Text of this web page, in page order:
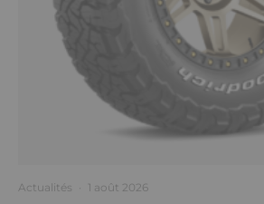
Actualités · 1 août 2026